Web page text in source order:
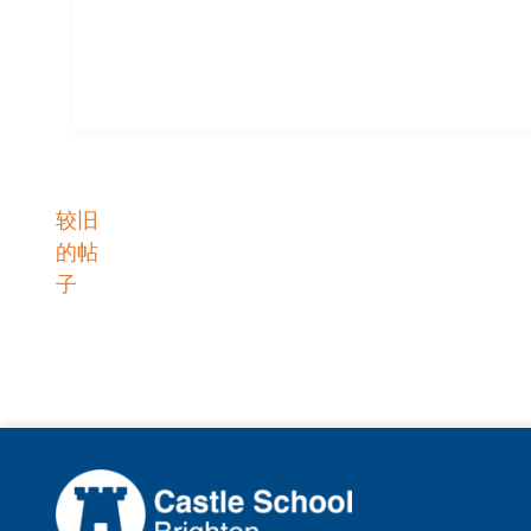
职
位
航
较旧
的帖
子